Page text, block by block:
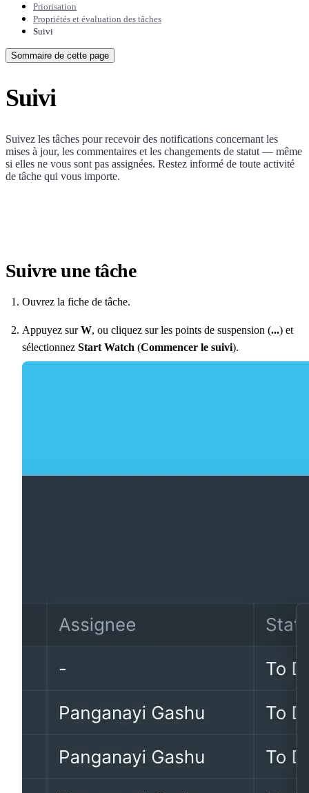
Priorisation
Propriétés et évaluation des tâches
Suivi
Sommaire de cette page
Suivi
Suivez les tâches pour recevoir des notifications concernant les
mises à jour, les commentaires et les changements de statut — même
si elles ne vous sont pas assignées. Restez informé de toute activité
de tâche qui vous importe.
Suivre une tâche
Ouvrez la fiche de tâche.
Appuyez surW, ou cliquez sur les points de suspension (...) et
sélectionnez Start Watch (Commencer le suivi).